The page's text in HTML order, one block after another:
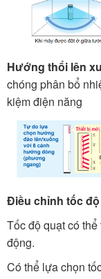
Hướng thổi lên
chóng phân bổ
kiệm điện năng
Điều chỉnh tốc
Tốc độ quạt có
động.
Có thể lựa chọn